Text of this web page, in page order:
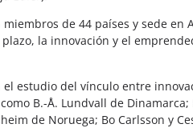
de 44 países y sede en
la innovación y el
estudio del vínculo entre
B.-Å. Lundvall de
de Noruega; Bo Carlsson y